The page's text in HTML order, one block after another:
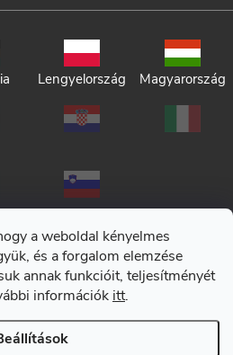
a weboldal kényelmes
és a forgalom elemzése
annak funkcióit, teljesítményét
információk itt.
Lengyelország Magyarország
tájékoztató
szerződési feltételek